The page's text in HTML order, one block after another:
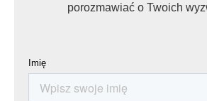
porozmawiać o Twoich